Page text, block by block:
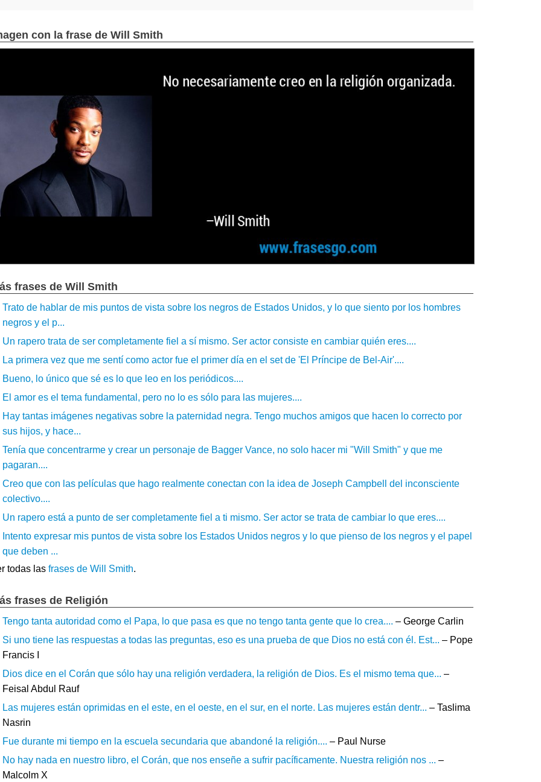
con la frase de Will Smith
frases de Will Smith
Trato de hablar de mis puntos de vista sobre los negros de Estados Unidos, y lo que siento por los hombres
negros y el p...
Un rapero trata de ser completamente fiel a sí mismo. Ser actor consiste en cambiar quién eres....
La primera vez que me sentí como actor fue el primer día en el set de 'El Príncipe de Bel-Air'....
Bueno, lo único que sé es lo que leo en los periódicos....
El amor es el tema fundamental, pero no lo es sólo para las mujeres....
Hay tantas imágenes negativas sobre la paternidad negra. Tengo muchos amigos que hacen lo correcto por
sus hijos, y hace...
Tenía que concentrarme y crear un personaje de Bagger Vance, no solo hacer mi "Will Smith" y que me
pagaran....
Creo que con las películas que hago realmente conectan con la idea de Joseph Campbell del inconsciente
colectivo....
Un rapero está a punto de ser completamente fiel a ti mismo. Ser actor se trata de cambiar lo que eres....
Intento expresar mis puntos de vista sobre los Estados Unidos negros y lo que pienso de los negros y el papel
que deben ...
todas las frases de Will Smith.
frases de Religión
Tengo tanta autoridad como el Papa, lo que pasa es que no tengo tanta gente que lo crea.... – George Carlin
Si uno tiene las respuestas a todas las preguntas, eso es una prueba de que Dios no está con él. Est... – Pope
Francis I
Dios dice en el Corán que sólo hay una religión verdadera, la religión de Dios. Es el mismo tema que... –
Feisal Abdul Rauf
Las mujeres están oprimidas en el este, en el oeste, en el sur, en el norte. Las mujeres están dentr... – Taslima
Nasrin
Fue durante mi tiempo en la escuela secundaria que abandoné la religión.... – Paul Nurse
No hay nada en nuestro libro, el Corán, que nos enseñe a sufrir pacíficamente. Nuestra religión nos ... –
Malcolm X